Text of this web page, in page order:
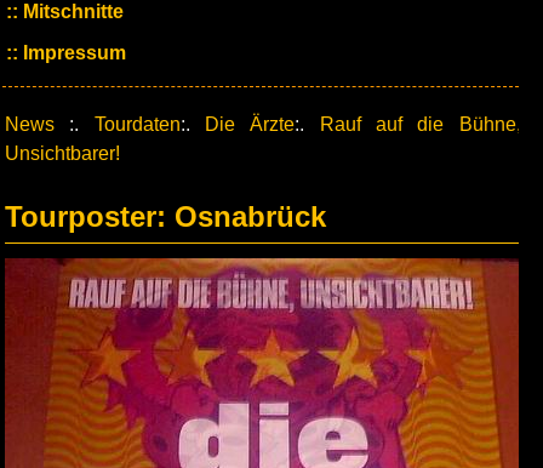
Mitschnitte
Impressum
News :. Tourdaten:. Die Ärzte:.
Rauf auf die Bühne,
Unsichtbarer!
Tourposter: Osnabrück